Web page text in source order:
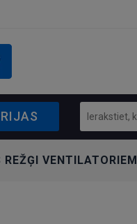
VENTILATORIEM